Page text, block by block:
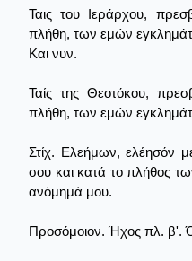
Ταις του Ιεράρχου,
πλήθη, των εμών
Και νυν.
Ταίς της Θεοτόκου,
πλήθη, των εμών
Στίχ. Ελεήμων, ελέησόν
σου και κατά το πλήθος
ανόμημά μου.
Προσόμοιον. Ήχος πλ. β'.